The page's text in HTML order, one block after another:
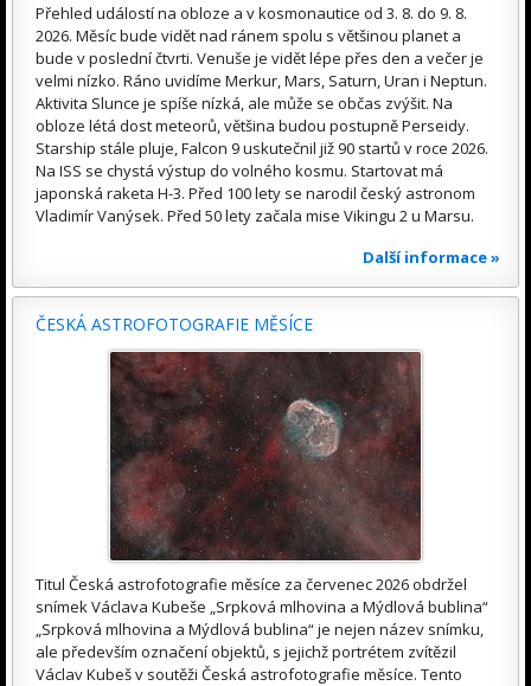
Přehled událostí na obloze a v kosmonautice od 3. 8. do 9. 8.
2026. Měsíc bude vidět nad ránem spolu s většinou planet a
bude v poslední čtvrti. Venuše je vidět lépe přes den a večer je
velmi nízko. Ráno uvidíme Merkur, Mars, Saturn, Uran i Neptun.
Aktivita Slunce je spíše nízká, ale může se občas zvýšit. Na
obloze létá dost meteorů, většina budou postupně Perseidy.
Starship stále pluje, Falcon 9 uskutečnil již 90 startů v roce 2026.
Na ISS se chystá výstup do volného kosmu. Startovat má
japonská raketa H-3. Před 100 lety se narodil český astronom
Vladimír Vanýsek. Před 50 lety začala mise Vikingu 2 u Marsu.
Další informace »
ČESKÁ ASTROFOTOGRAFIE MĚSÍCE
Titul Česká astrofotografie měsíce za červenec 2026 obdržel
snímek Václava Kubeše „Srpková mlhovina a Mýdlová bublina“
„Srpková mlhovina a Mýdlová bublina“ je nejen název snímku,
ale především označení objektů, s jejichž portrétem zvítězil
Václav Kubeš v soutěži Česká astrofotografie měsíce. Tento